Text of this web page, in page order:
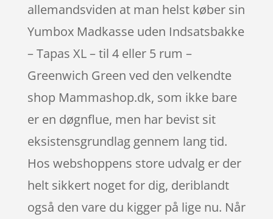
allemandsviden at man helst køber sin
Yumbox Madkasse uden Indsatsbakke
– Tapas XL – til 4 eller 5 rum –
Greenwich Green ved den velkendte
shop Mammashop.dk, som ikke bare
er en døgnflue, men har bevist sit
eksistensgrundlag gennem lang tid.
Hos webshoppens store udvalg er der
helt sikkert noget for dig, deriblandt
også den vare du kigger på lige nu. Når